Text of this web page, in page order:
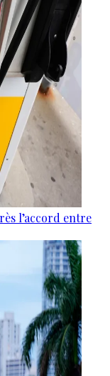
l’accord entre